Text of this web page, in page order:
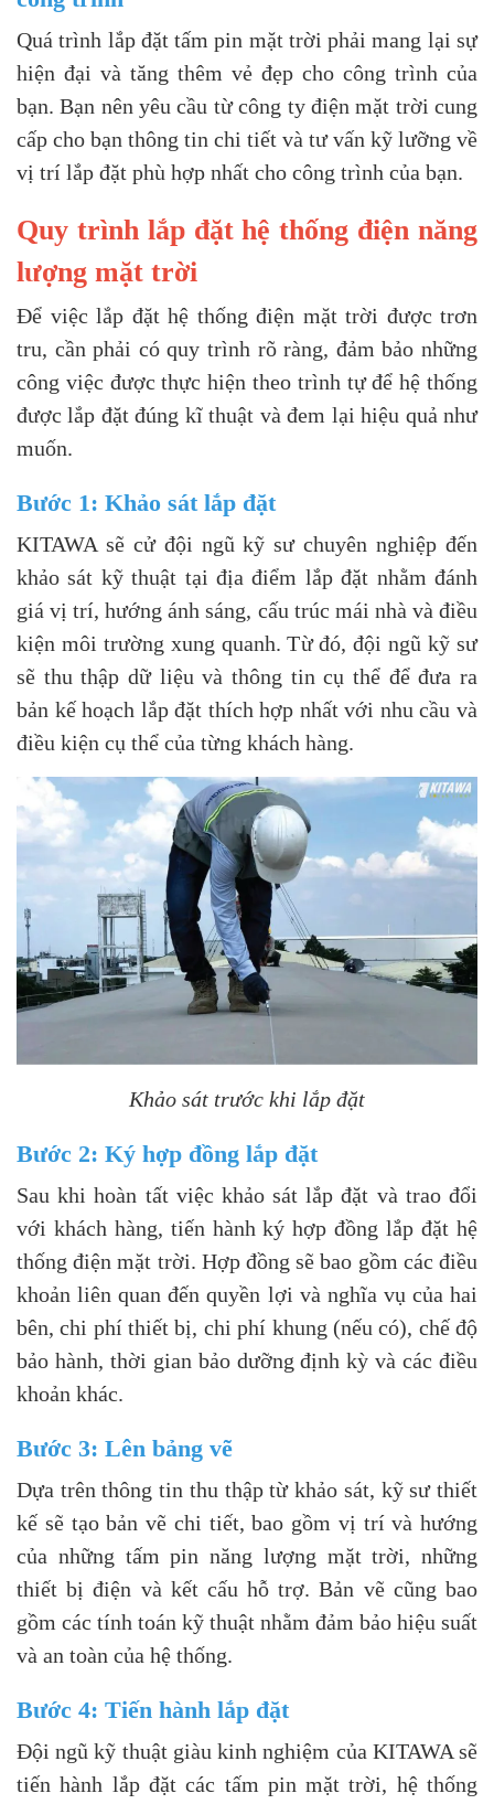
Quá trình lắp đặt tấm pin mặt trời phải mang lại sự
hiện đại và tăng thêm vẻ đẹp cho công trình của
bạn. Bạn nên yêu cầu từ công ty điện mặt trời cung
cấp cho bạn thông tin chi tiết và tư vấn kỹ lưỡng về
vị trí lắp đặt phù hợp nhất cho công trình của bạn.
Quy trình lắp đặt hệ thống điện năng
lượng mặt trời
Để việc lắp đặt hệ thống điện mặt trời được trơn
tru, cần phải có quy trình rõ ràng, đảm bảo những
công việc được thực hiện theo trình tự để hệ thống
được lắp đặt đúng kĩ thuật và đem lại hiệu quả như
muốn.
Bước 1: Khảo sát lắp đặt
KITAWA sẽ cử đội ngũ kỹ sư chuyên nghiệp đến
khảo sát kỹ thuật tại địa điểm lắp đặt nhằm đánh
giá vị trí, hướng ánh sáng, cấu trúc mái nhà và điều
kiện môi trường xung quanh. Từ đó, đội ngũ kỹ sư
sẽ thu thập dữ liệu và thông tin cụ thể để đưa ra
bản kế hoạch lắp đặt thích hợp nhất với nhu cầu và
điều kiện cụ thể của từng khách hàng.
Khảo sát trước khi lắp đặt
Bước 2: Ký hợp đồng lắp đặt
Sau khi hoàn tất việc khảo sát lắp đặt và trao đổi
với khách hàng, tiến hành ký hợp đồng lắp đặt hệ
thống điện mặt trời. Hợp đồng sẽ bao gồm các điều
khoản liên quan đến quyền lợi và nghĩa vụ của hai
bên, chi phí thiết bị, chi phí khung (nếu có), chế độ
bảo hành, thời gian bảo dưỡng định kỳ và các điều
khoản khác.
Bước 3: Lên bảng vẽ
Dựa trên thông tin thu thập từ khảo sát, kỹ sư thiết
kế sẽ tạo bản vẽ chi tiết, bao gồm vị trí và hướng
của những tấm pin năng lượng mặt trời, những
thiết bị điện và kết cấu hỗ trợ. Bản vẽ cũng bao
gồm các tính toán kỹ thuật nhằm đảm bảo hiệu suất
và an toàn của hệ thống.
Bước 4: Tiến hành lắp đặt
Đội ngũ kỹ thuật giàu kinh nghiệm của KITAWA sẽ
tiến hành lắp đặt các tấm pin mặt trời, hệ thống